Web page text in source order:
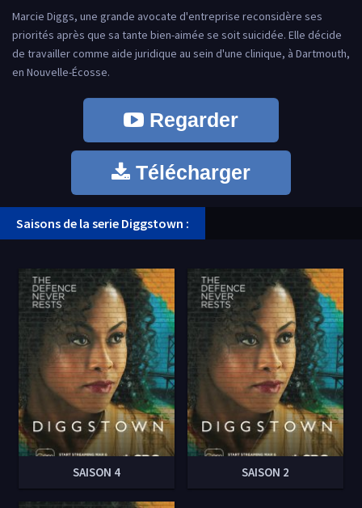
Marcie Diggs, une grande avocate d'entreprise reconsidère ses
priorités après que sa tante bien-aimée se soit suicidée. Elle décide
de travailler comme aide juridique au sein d'une clinique, à Dartmouth,
en Nouvelle-Écosse.
Regarder
Télécharger
Saisons de la serie Diggstown :
SAISON 4 SAISON 2